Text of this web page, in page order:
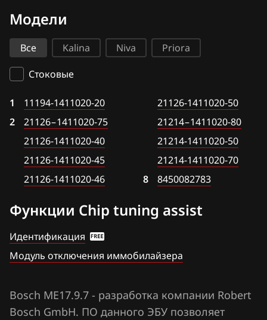
BAIC
BAW
Bentley
BMW
Brilliance
BYD
Cadillac
Chenglong
Chery
Chevrolet
Chrysler
Citroen
Bosch MP7.0H
Siemens EMS 3120
Siemens EMS 3125
VS5.1.x
М73
М74 (74.5)
М74.8(М74.8+)
М74.9 ПО Итэлма GBO (LPG Пропан-Бутан)
М74.9(1) ПО Итэлма
М74М
М86 CNG
21126 – 1411020-75
21126-1411020-40
21126-1411020-45
21126-1411020-46
21126-1411020-50
21214 – 1411020-80
21214-1411020-50
8450082783
Модели
Все Kalina Niva
Priora
Стоковые
1
11194-1411020-20
2
21126 – 1411020-75
21126-1411020-40
21126-1411020-45
21126-1411020-46
21126-1411020-50
21214 – 1411020-80
21214-1411020-50
21214-1411020-70
8
8450082783
Функции Chip tuning assist
Идентификация
Модуль отключения иммобилайзера
Bosch ME17.9.7 - разработка компании Robert
Bosch GmbH. ПО данного ЭБУ позволяет